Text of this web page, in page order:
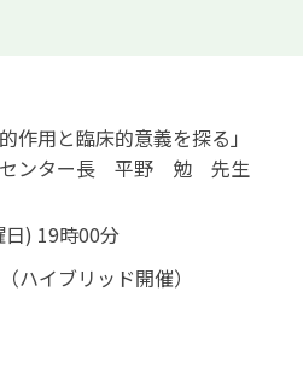
作用と臨床的意義を探る」
センター長 平野 勉 先生
) 19時00分
ハイブリッド開催）